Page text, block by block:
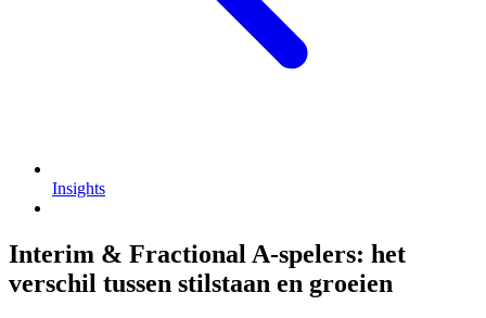
Insights
Interim & Fractional A-spelers: het
verschil tussen stilstaan en groeien